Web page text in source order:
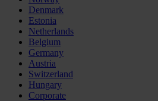
Denmark
Estonia
Netherlands
Belgium
Germany
Austria
Switzerland
Hungary
Corporate